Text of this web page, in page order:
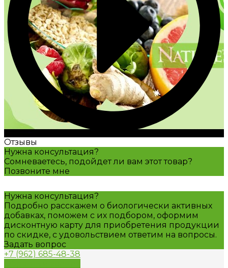
Отзывы
Нужна консультация?
Сомневаетесь, подойдет ли вам этот товар?
Позвоните мне
Нужна консультация?
Подробно расскажем о биологически активных
добавках, поможем с их подбором, оформим
дисконтную карту для приобретения продукции
по скидке, с удовольствием ответим на вопросы.
Задать вопрос
+7 (962) 685-48-38